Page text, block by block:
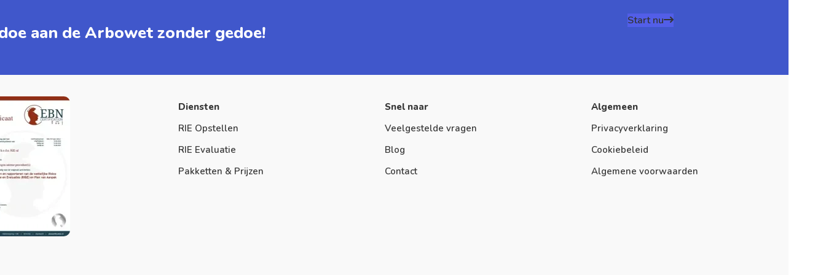
aan de Arbowet zonder gedoe!
Start nu
Diensten
RIE Opstellen
RIE Evaluatie
Pakketten & Prijzen
Snel naar
Veelgestelde vragen
Blog
Contact
Algemeen
Privacyverklaring
Cookiebeleid
Algemene voorwaarden